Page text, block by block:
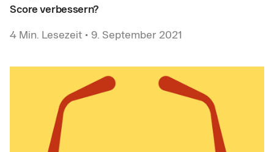
Score verbessern?
4 Min. Lesezeit • 9. September 2021